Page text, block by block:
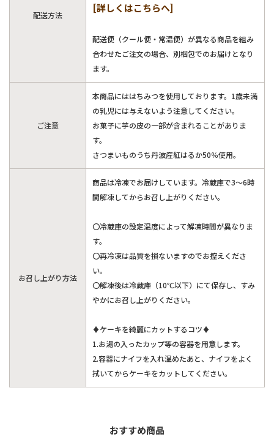
配送方法
[詳しくはこちらへ]
配送便（クール便・常温便）が異なる商品を組み
合わせたご注文の場合、別梱包でのお届けとなり
ます。
ご注意
本商品にははちみつを使用しております。1歳未満
の乳児には与えないよう注意してください。
お菓子に芋の皮の一部が含まれることがありま
す。
さつまいものうち丹波産紅はるか50％使用。
お召し上がり方法
商品は冷凍でお届けしています。冷蔵庫で3～6時
間解凍してからお召し上がりください。
〇冷蔵庫の設定温度によって解凍時間が異なりま
す。
〇再冷凍は品質を損ないますのでお控えくださ
い。
〇解凍後は冷蔵庫（10℃以下）にて保存し、すみ
やかにお召し上がりください。
♦ケーキを綺麗にカットするコツ♦
1.お湯の入ったカップ等の容器を用意します。
2.容器にナイフを入れ温めたあと、ナイフをよく
拭いてからケーキをカットしてください。
おすすめ商品